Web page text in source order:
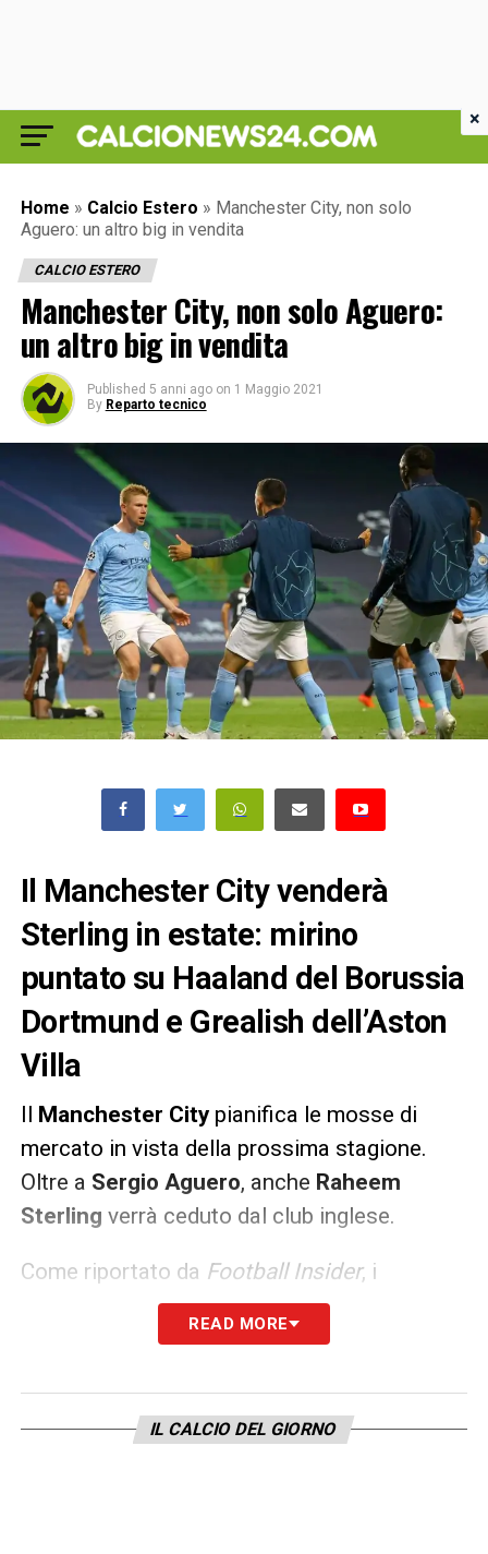
Home » Calcio Estero » Manchester City, non solo
Aguero: un altro big in vendita
CALCIO ESTERO
Manchester City, non solo Aguero:
un altro big in vendita
Published 5 anni ago on 1 Maggio 2021
By Reparto tecnico
Il Manchester City venderà
Sterling in estate: mirino
puntato su Haaland del Borussia
Dortmund e Grealish dell’Aston
Villa
Il Manchester Citypianifica le mosse di
mercato in vista della prossima stagione.
Oltre a Sergio Aguero, anche Raheem
Sterling verrà ceduto dal club inglese.
Come riportato da Football Insider, i
vogliono puntare tutto su
Borussia Dortmund
LA PLAYLIST DELLE NOSTRE TOP NEWS
READ MORE
IL CALCIO DEL GIORNO
×